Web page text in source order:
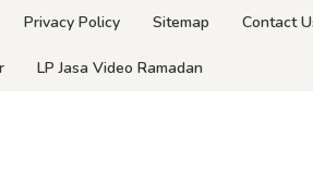
Privacy Policy Sitemap Contact
LP Jasa Video Ramadan